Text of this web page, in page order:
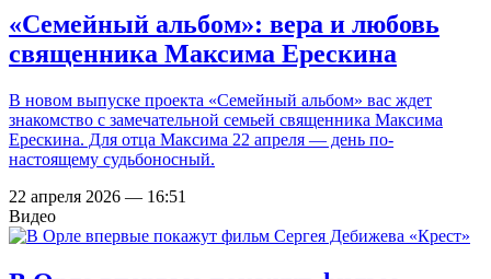
«Семейный альбом»: вера и любовь
священника Максима Ерескина
В новом выпуске проекта «Семейный альбом» вас ждет
знакомство с замечательной семьей священника Максима
Ерескина. Для отца Максима 22 апреля — день по-
настоящему судьбоносный.
22 апреля 2026 — 16:51
Видео